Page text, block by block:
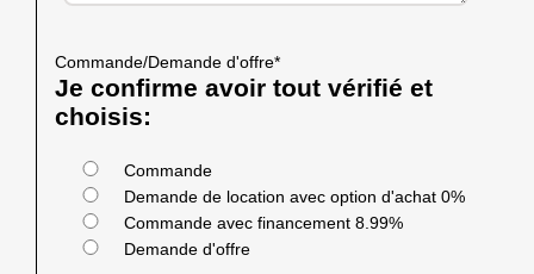
Commande/Demande d'offre*
Je confirme avoir tout vérifié et
choisis:
Commande
Demande de location avec option d'achat 0%
Commande avec financement 8.99%
Demande d'offre